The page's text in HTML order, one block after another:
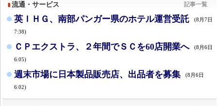
流通・サービス 記事一覧
英ＩＨＧ、南部パンガー県のホテル運営受託 (8月7日
7:38)
ＣＰエクストラ、２年間でＳＣを60店開業へ (8月6日
6:05)
週末市場に日本製品販売店、出品者を募集 (8月6日
6:02)